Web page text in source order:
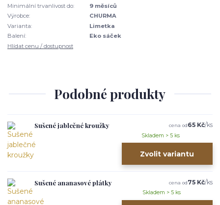
Minimální trvanlivost do:
9 měsíců
Výrobce:
CHURMA
Varianta:
Limetka
Balení:
Eko sáček
Hlídat cenu / dostupnost
Podobné produkty
Sušené jablečné kroužky cena od65 Kč/ks
Skladem > 5 ks
Zvolit variantu
Sušené ananasové plátky cena od75 Kč/ks
Skladem > 5 ks